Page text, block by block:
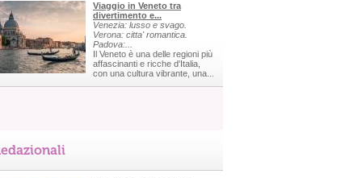
Viaggio in Veneto tra
divertimento e...
Venezia: lusso e svago.
Verona: citta' romantica.
Padova:...
Il Veneto è una delle regioni più
affascinanti e ricche d'Italia,
con una cultura vibrante, una...